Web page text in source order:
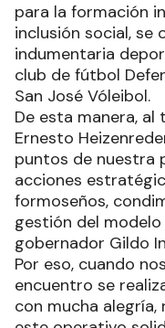
para la formación
inclusión social,
indumentaria
club de fútbol
San José Vóleibol.
De esta manera,
Ernesto
puntos de nuestra
acciones
formoseños,
gestión del
gobernador Gildo
Por eso, cuando
encuentro se
con mucha